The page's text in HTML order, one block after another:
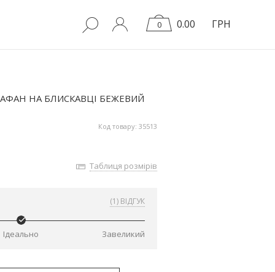
0 0.00 ГРН
НА БЛИСКАВЦІ БЕЖЕВИЙ
Код товару: 35513
Таблиця розмірів
(1) ВІДГУК
Ідеально Завеликий